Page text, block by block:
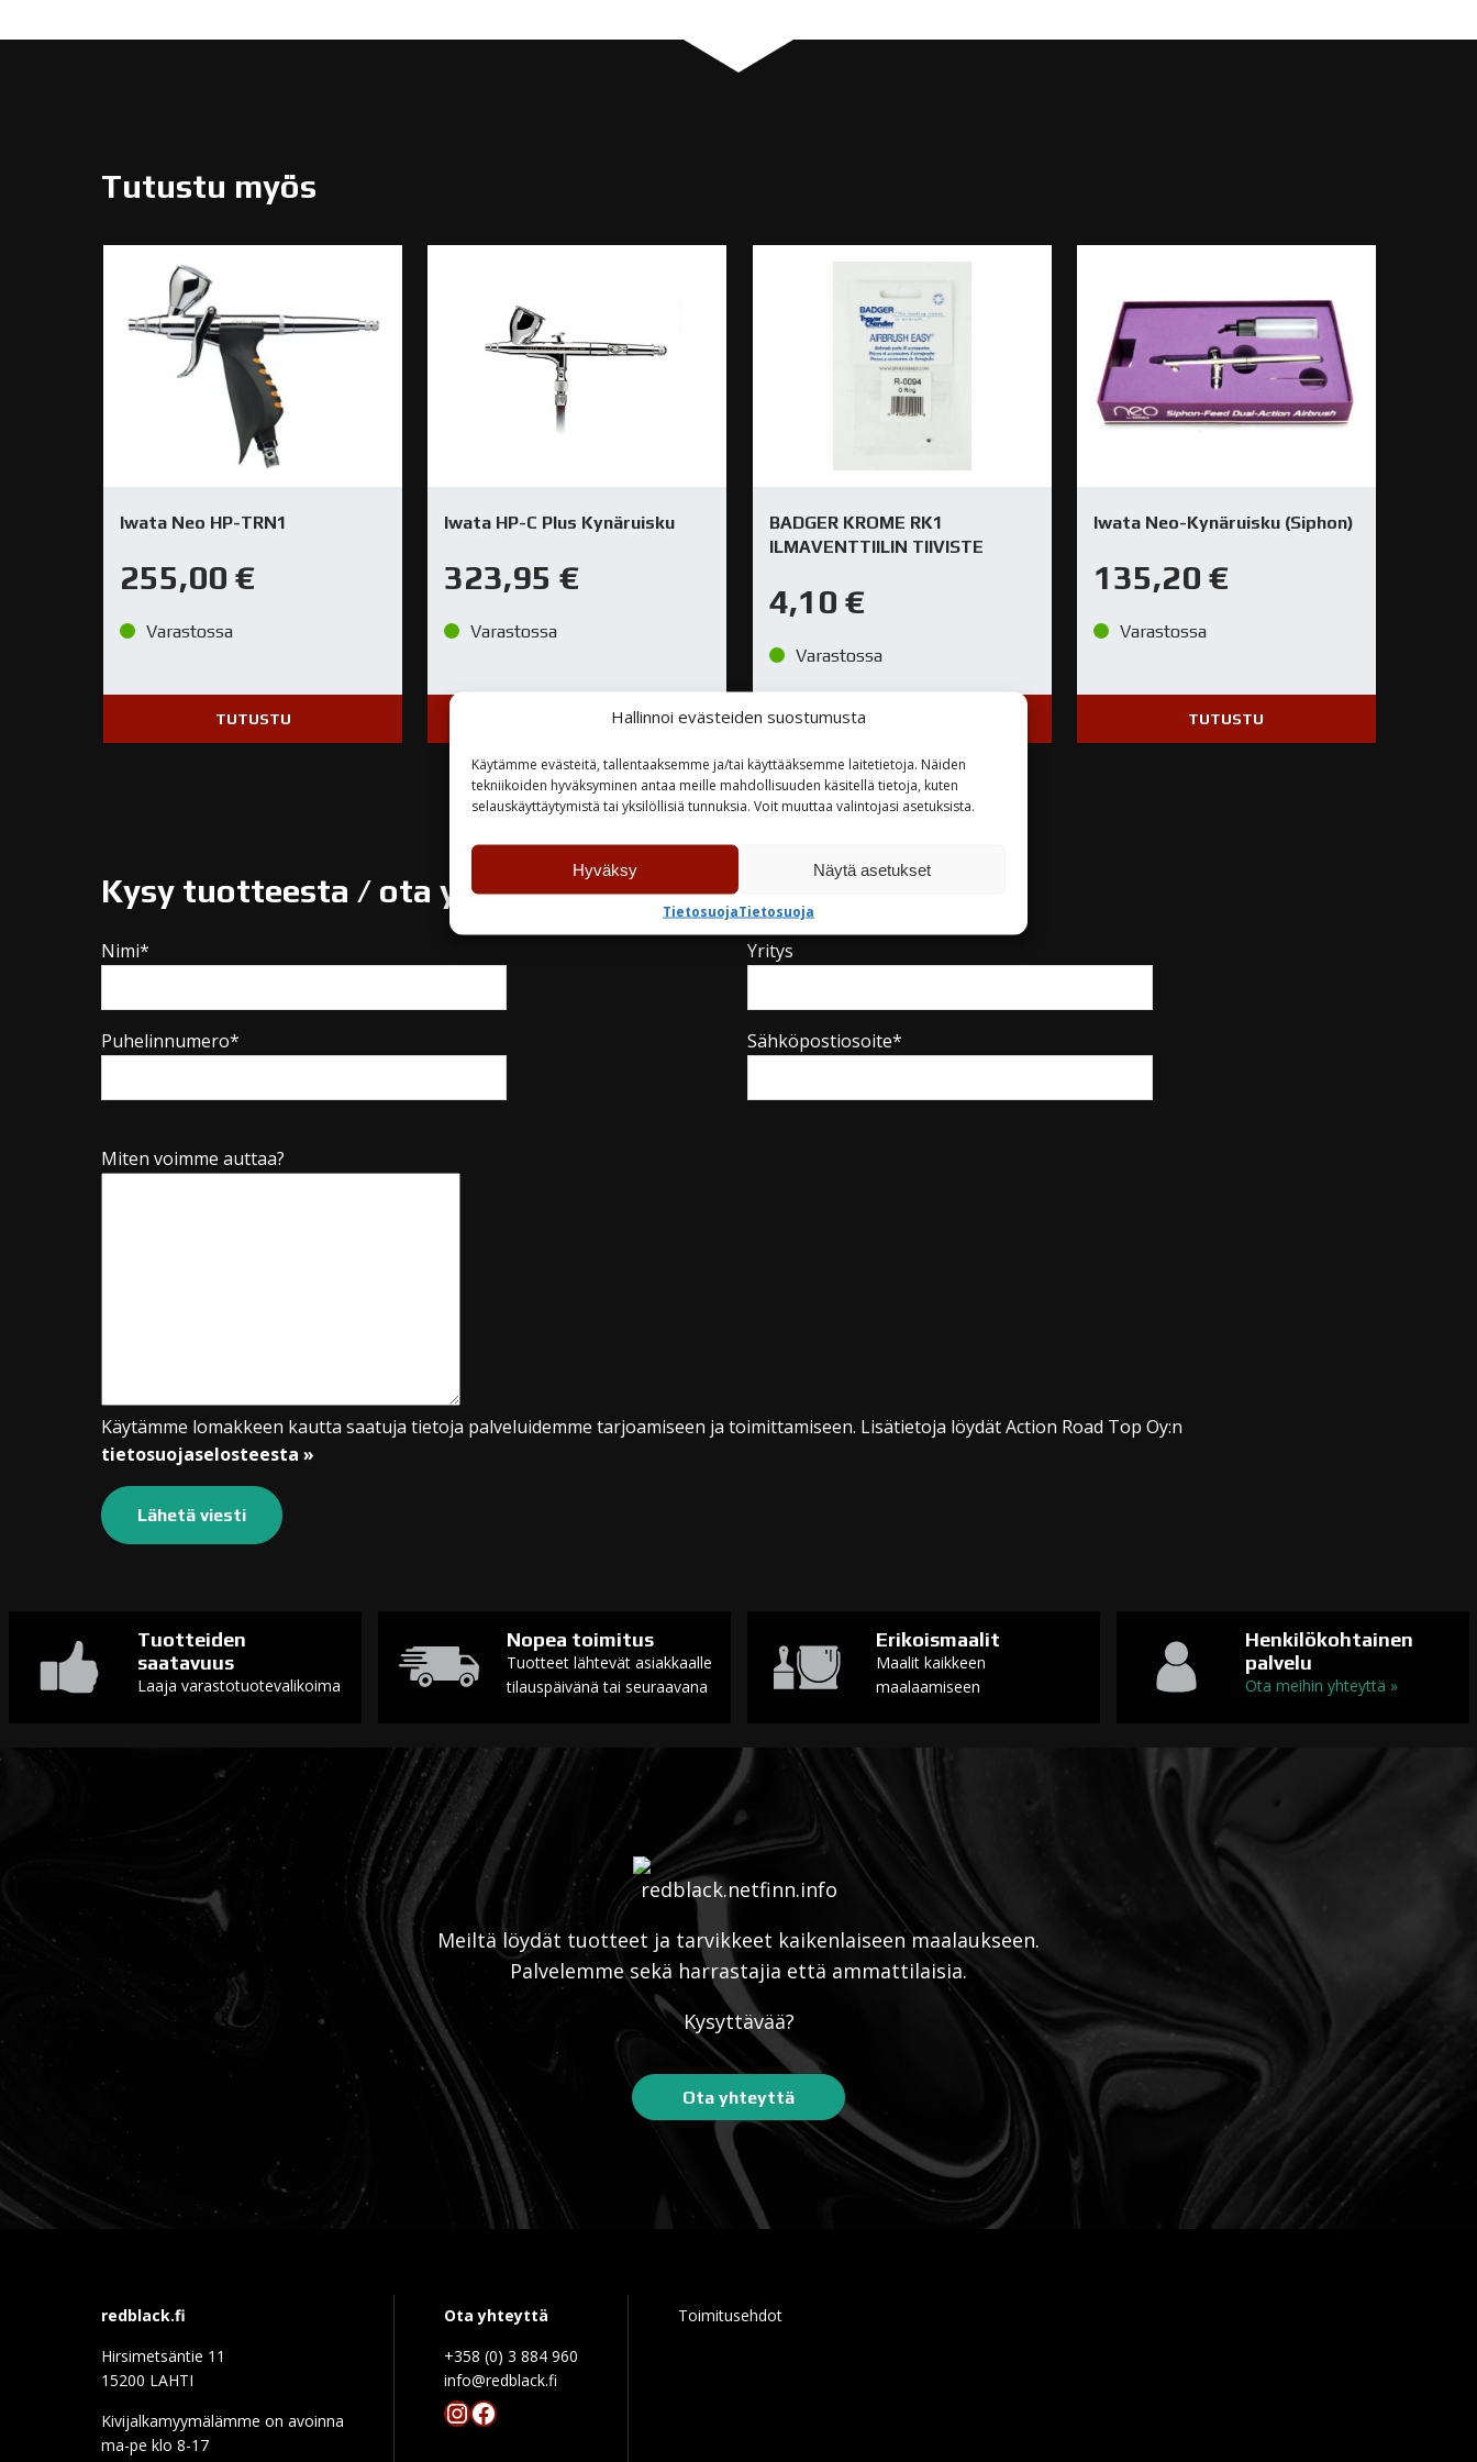
Hallinnoi evästeiden suostumusta
Käytämme evästeitä, tallentaaksemme ja/tai käyttääksemme laitetietoja. Näiden
tekniikoiden hyväksyminen antaa meille mahdollisuuden käsitellä tietoja, kuten
selauskäyttäytymistä tai yksilöllisiä tunnuksia. Voit muuttaa valintojasi asetuksista.
Hyväksy Näytä asetukset
TietosuojaTietosuoja
Tutustu myös
Iwata Neo HP-TRN1
255,00 €
Varastossa
TUTUSTU
Iwata HP-C Plus Kynäruisku
323,95€
Varastossa
TUTUSTU
BADGER KROME RK1
ILMAVENTTIILIN TIIVISTE
4,10 €
Varastossa
TUTUSTU
Iwata Neo-Kynäruisku (Siphon)
135,20 €
Varastossa
TUTUSTU
Kysy tuotteesta / ota yhteyttä
Nimi* Yritys
Puhelinnumero* Sähköpostiosoite*
Miten voimme auttaa?
Käytämme lomakkeen kautta saatuja tietoja palveluidemme tarjoamiseen ja toimittamiseen. Lisätietoja löydät Action Road Top Oy:n
tietosuojaselosteesta »
Tuotteiden
saatavuus
Laaja varastotuotevalikoima
Nopea toimitus
Tuotteet lähtevät asiakkaalle
tilauspäivänä tai seuraavana
Erikoismaalit
Maalit kaikkeen
maalaamiseen
Henkilökohtainen
palvelu
Ota meihin yhteyttä »
Meiltä löydät tuotteet ja tarvikkeet kaikenlaiseen maalaukseen.
Palvelemme sekä harrastajia että ammattilaisia.
Kysyttävää?
Ota yhteyttä
redblack.fi
Hirsimetsäntie 11
15200 LAHTI
Kivijalkamyymälämme on avoinna
ma-pe klo 8-17
Ota yhteyttä
+358 (0) 3 884 960
info@redblack.f
Instagram
Facebook
Toimitusehdot